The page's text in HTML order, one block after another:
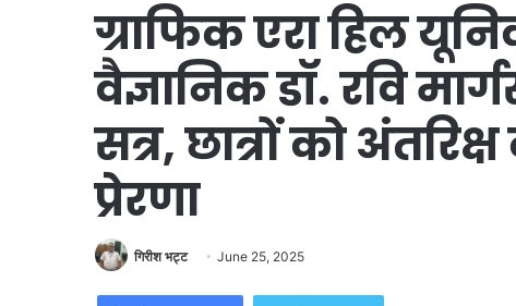
ग्राफिक एरा हिल
वैज्ञानिक डॉ. रवि
सत्र, छात्रों को
प्रेरणा
गिरीश भट्ट June 25, 2025